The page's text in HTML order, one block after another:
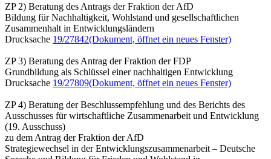
ZP 2) Beratung des Antrags der Fraktion der AfD
Bildung für Nachhaltigkeit, Wohlstand und gesellschaftlichen
Zusammenhalt in Entwicklungsländern
Drucksache 19/27842(Dokument, öffnet ein neues Fenster)
ZP 3) Beratung des Antrag der Fraktion der FDP
Grundbildung als Schlüssel einer nachhaltigen Entwicklung
Drucksache 19/27809(Dokument, öffnet ein neues Fenster)
ZP 4) Beratung der Beschlussempfehlung und des Berichts des
Ausschusses für wirtschaftliche Zusammenarbeit und Entwicklung
(19. Ausschuss)
zu dem Antrag der Fraktion der AfD
Strategiewechsel in der Entwicklungszusammenarbeit – Deutsche